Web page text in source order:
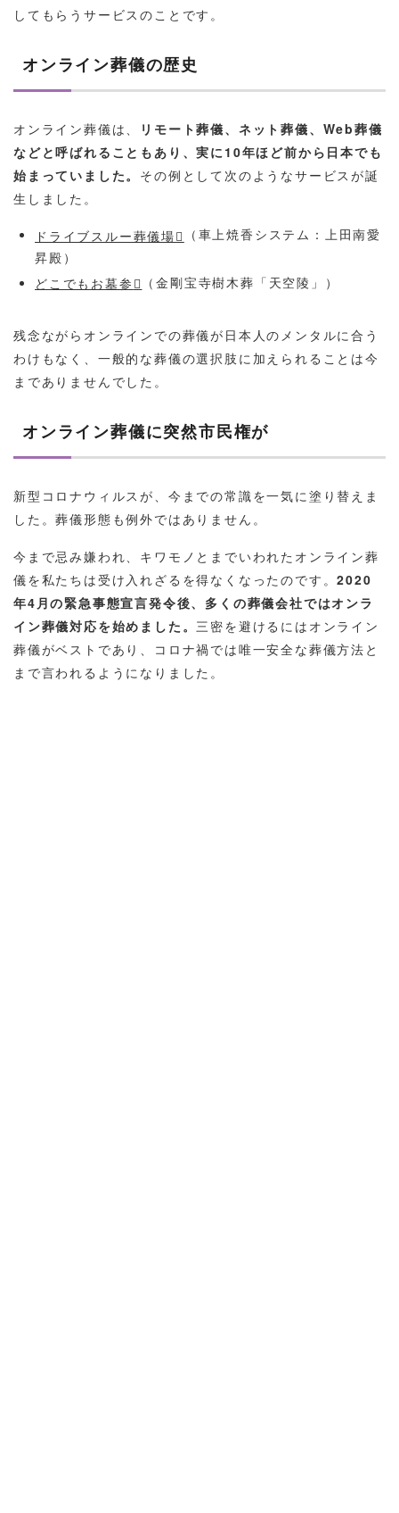
してもらうサービスのことです。
オンライン葬儀の歴史
オンライン葬儀は、
リモート葬儀、ネット葬儀、Web葬儀
などと呼ばれることもあり、実に10年ほど前から日本でも
始まっていました。 その例として次のようなサービスが誕
生しました。
ドライブスルー葬儀場
（車上焼香システム：上田南愛
昇殿）
どこでもお墓参
（金剛宝寺樹木葬「天空陵」）
残念ながらオンラインでの葬儀が日本人のメンタルに合う
わけもなく、一般的な葬儀の選択肢に加えられることは今
までありませんでした。
オンライン葬儀に突然市民権が
新型コロナウィルスが、今までの常識を一気に塗り替えま
した。葬儀形態も例外ではありません。
今まで忌み嫌われ、キワモノとまでいわれたオンライン葬
儀を私たちは受け入れざるを得なくなったのです。2020
年4月の緊急事態宣言発令後、多くの葬儀会社ではオンラ
イン葬儀対応を始めました。 三密を避けるにはオンライン
葬儀がベストであり、コロナ禍では唯一安全な葬儀方法と
まで言われるようになりました。